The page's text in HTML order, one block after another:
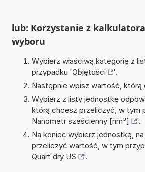
lub: Korzystanie z
wyboru
Wybierz właściwą kategorię z
przypadku 'Objętości
'.
Następnie wpisz wartość,
Wybierz z listy jednostkę
którą chcesz przeliczyć, w tym
Nanometr sześcienny [nm³]
'.
Na koniec wybierz jednostkę,
przeliczyć wartość, w tym
Quart dry US
'.